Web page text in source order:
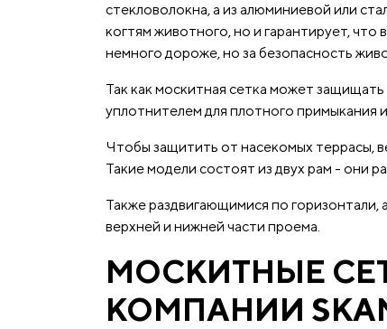
стекловолокна, а из алюминиевой или
когтям животного, но и гарантирует,
немного дороже, но за безопасность
Так как москитная сетка может
уплотнителем для плотного примыкания
Чтобы защитить от насекомых террасы,
Такие модели состоят из двух рам - они
Также раздвигающимися по
верхней и нижней части проема.
МОСКИТНЫЕ
КОМПАНИИ